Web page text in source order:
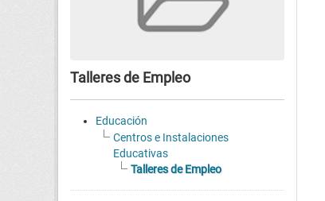
Talleres de Empleo
Educación
Centros e Instalaciones
Educativas
Talleres de Empleo